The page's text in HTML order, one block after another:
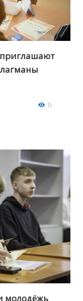
приглашают
0
молодёжь